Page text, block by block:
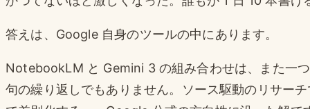
答えは、Google 自身のツールの中にあります。
NotebookLM と Gemini 3 の組み合わせは、また一
句の繰り返しでもありません。ソース駆動のリサー